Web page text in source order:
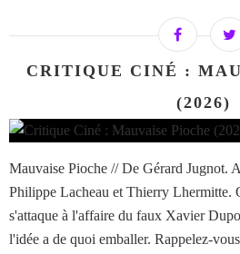
CRITIQUE CINÉ :
(2026)
Mauvaise Pioche // De Gérard Jugnot.
Philippe Lacheau et Thierry Lhermitte.
s'attaque à l'affaire du faux Xavier
l'idée a de quoi emballer. Rappelez-